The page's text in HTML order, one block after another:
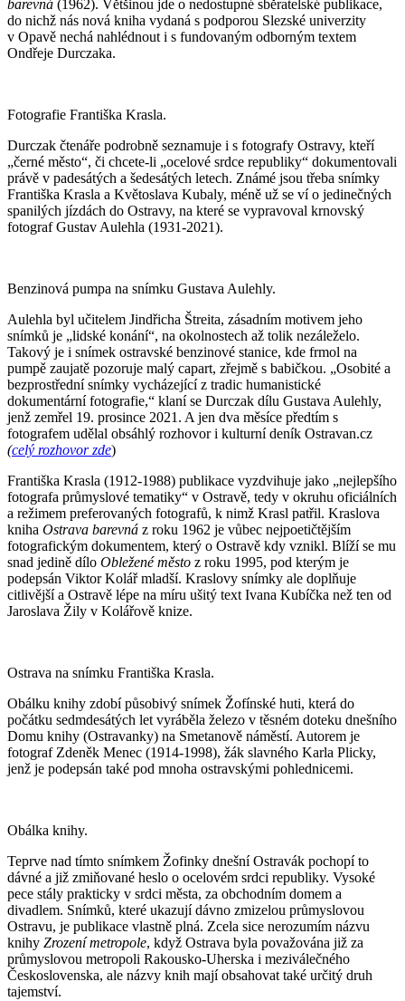
barevná (1962). Většinou jde o nedostupné sběratelské publikace,
do nichž nás nová kniha vydaná s podporou Slezské univerzity
v Opavě nechá nahlédnout i s fundovaným odborným textem
Ondřeje Durczaka.
Fotografie Františka Krasla.
Durczak čtenáře podrobně seznamuje i s fotografy Ostravy, kteří
„černé město“, či chcete-li „ocelové srdce republiky“ dokumentovali
právě v padesátých a šedesátých letech. Známé jsou třeba snímky
Františka Krasla a Květoslava Kubaly, méně už se ví o jedinečných
spanilých jízdách do Ostravy, na které se vypravoval krnovský
fotograf Gustav Aulehla (1931-2021).
Benzinová pumpa na snímku Gustava Aulehly.
Aulehla byl učitelem Jindřicha Štreita, zásadním motivem jeho
snímků je „lidské konání“, na okolnostech až tolik nezáleželo.
Takový je i snímek ostravské benzinové stanice, kde frmol na
pumpě zaujatě pozoruje malý capart, zřejmě s babičkou. „Osobité a
bezprostřední snímky vycházející z tradic humanistické
dokumentární fotografie,“ klaní se Durczak dílu Gustava Aulehly,
jenž zemřel 19. prosince 2021. A jen dva měsíce předtím s
fotografem udělal obsáhlý rozhovor i kulturní deník Ostravan.cz
(celý rozhovor zde)
Františka Krasla (1912-1988) publikace vyzdvihuje jako „nejlepšího
fotografa průmyslové tematiky“ v Ostravě, tedy v okruhu oficiálních
a režimem preferovaných fotografů, k nimž Krasl patřil. Kraslova
kniha Ostrava barevná z roku 1962 je vůbec nejpoetičtějším
fotografickým dokumentem, který o Ostravě kdy vznikl. Blíží se mu
snad jedině dílo Obležené město z roku 1995, pod kterým je
podepsán Viktor Kolář mladší. Kraslovy snímky ale doplňuje
citlivější a Ostravě lépe na míru ušitý text Ivana Kubíčka než ten od
Jaroslava Žily v Kolářově knize.
Ostrava na snímku Františka Krasla.
Obálku knihy zdobí působivý snímek Žofínské huti, která do
počátku sedmdesátých let vyráběla železo v těsném doteku dnešního
Domu knihy (Ostravanky) na Smetanově náměstí. Autorem je
fotograf Zdeněk Menec (1914-1998), žák slavného Karla Plicky,
jenž je podepsán také pod mnoha ostravskými pohlednicemi.
Obálka knihy.
Teprve nad tímto snímkem Žofinky dnešní Ostravák pochopí to
dávné a již zmiňované heslo o ocelovém srdci republiky. Vysoké
pece stály prakticky v srdci města, za obchodním domem a
divadlem. Snímků, které ukazují dávno zmizelou průmyslovou
Ostravu, je publikace vlastně plná. Zcela sice nerozumím názvu
knihy Zrození metropole, když Ostrava byla považována již za
průmyslovou metropoli Rakousko-Uherska i meziválečného
Československa, ale názvy knih mají obsahovat také určitý druh
tajemství.